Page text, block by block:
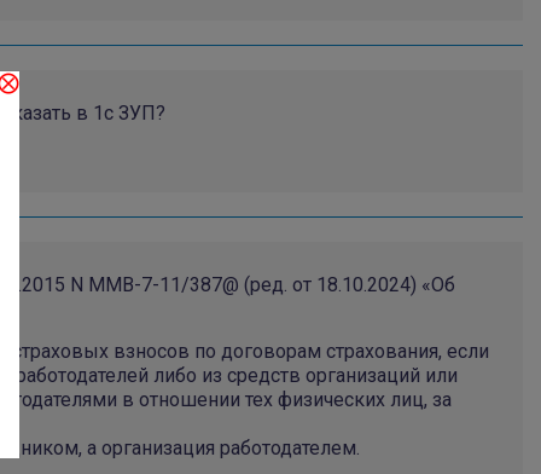
в 1с ЗУП?
N ММВ-7-11/387@ (ред. от 18.10.2024) «Об
взносов по договорам страхования, если
либо из средств организаций или
в отношении тех физических лиц, за
а организация работодателем.